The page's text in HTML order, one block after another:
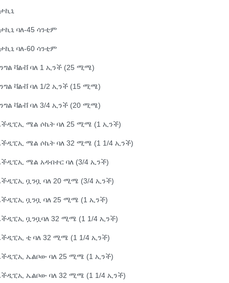
ባለ-45 ሳንቲም
ባለ-60 ሳንቲም
ቫልቭ ባለ 1 ኢንች (25 ሚሜ)
ቫልቭ ባለ 1/2 ኢንች (15 ሚሜ)
ቫልቭ ባለ 3/4 ኢንች (20 ሚሜ)
ሜል ሶኬት ባለ 25 ሚሜ (1 ኢንች)
ሜል ሶኬት ባለ 32 ሚሜ (1 1/4 ኢንች)
ሜል አዳብተር ባለ (3/4 ኢንች)
ቧንቧ ባለ 20 ሚሜ (3/4 ኢንች)
ቧንቧ ባለ 25 ሚሜ (1 ኢንች)
ቧንቧባለ 32 ሚሜ (1 1/4 ኢንች)
ቲ ባለ 32 ሚሜ (1 1/4 ኢንች)
ኤልቦው ባለ 25 ሚሜ (1 ኢንች)
ኤልቦው ባለ 32 ሚሜ (1 1/4 ኢንች)